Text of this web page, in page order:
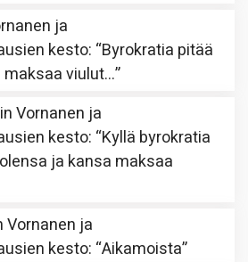
ja
kesto: “Byrokratia pitää
viulut…”
Vornanen ja
kesto: “Kyllä byrokratia
ja kansa maksaa
Vornanen ja
kesto: “Aikamoista”